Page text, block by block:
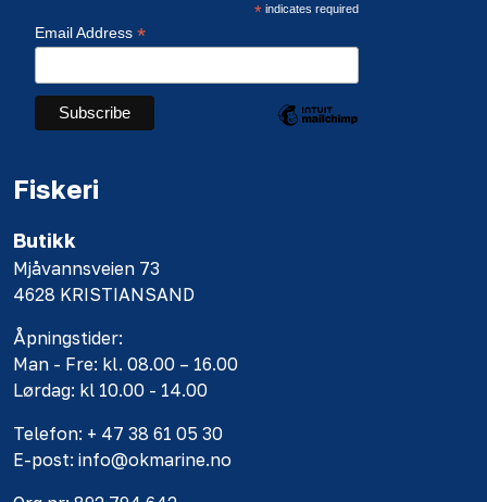
*indicates required
Email Address *
Fiskeri
Butikk
Mjåvannsveien 73
4628 KRISTIANSAND
Åpningstider:
Man - Fre: kl. 08.00 – 16.00
Lørdag: kl 10.00 - 14.00
Telefon: + 47 38 61 05 30
E-post: info@okmarine.no